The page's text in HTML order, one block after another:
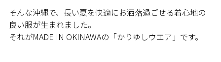
そんな沖縄で、長い夏を快適にお洒落過ごせる着心地の
良い服が生まれました。
それがMADE IN OKINAWAの「かりゆしウエア」です。